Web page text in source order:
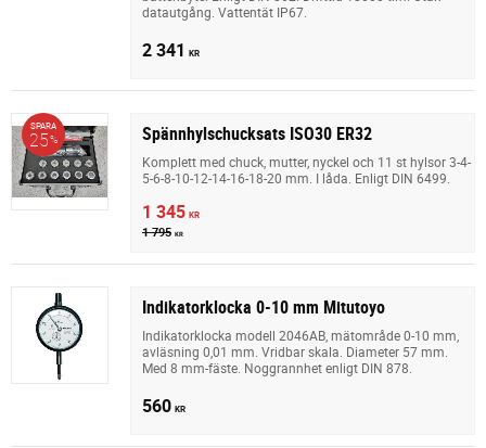
datautgång. Vattentät IP67.
2 341 KR
Spännhylschucksats ISO30 ER32
Komplett med chuck, mutter, nyckel och 11 st hylsor 3-4-
5-6-8-10-12-14-16-18-20 mm. I låda. Enligt DIN 6499.
1 345 KR
1 795 KR
SPARA
25%
Indikatorklocka 0-10 mm Mitutoyo
Indikatorklocka modell 2046AB, mätområde 0-10 mm,
avläsning 0,01 mm. Vridbar skala. Diameter 57 mm.
Med 8 mm-fäste. Noggrannhet enligt DIN 878.
560 KR